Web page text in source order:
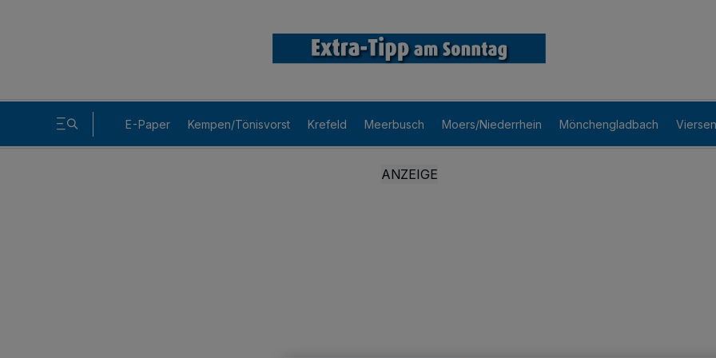
E-Paper Kempen/Tönisvorst Krefeld Meerbusch Moers/Niederrhein Mönchengladbach Viersen